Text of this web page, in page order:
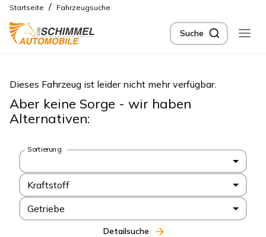
Startseite / Fahrzeugsuche
Suche
Dieses Fahrzeug ist leider nicht mehr verfügbar.
Aber keine Sorge - wir haben
Alternativen:
Sortierung
Kraftstoff
Getriebe
Detailsuche